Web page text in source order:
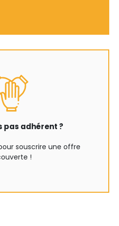
pas adhérent ?
souscrire une offre
!